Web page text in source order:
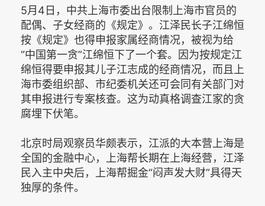
5月4日，中共上海市委出台限制上海市官员的
配偶、子女经商的《规定》。江泽民长子江绵恒
按《规定》也得申报家属经商情况，被视为给
“中国第一贪”江绵恒下了一个套。因为按规定江
绵恒得要申报其儿子江志成的经商情况，而且上
海市委组织部、市纪委机关还可会同有关部门对
其申报进行专案核查。这为动真格调查江家的贪
腐埋下伏笔。
北京时局观察员华颇表示，江派的大本营上海是
全国的金融中心，上海帮长期在上海经营，江泽
民入主中央后，上海帮掘金“闷声发大财”具得天
独厚的条件。